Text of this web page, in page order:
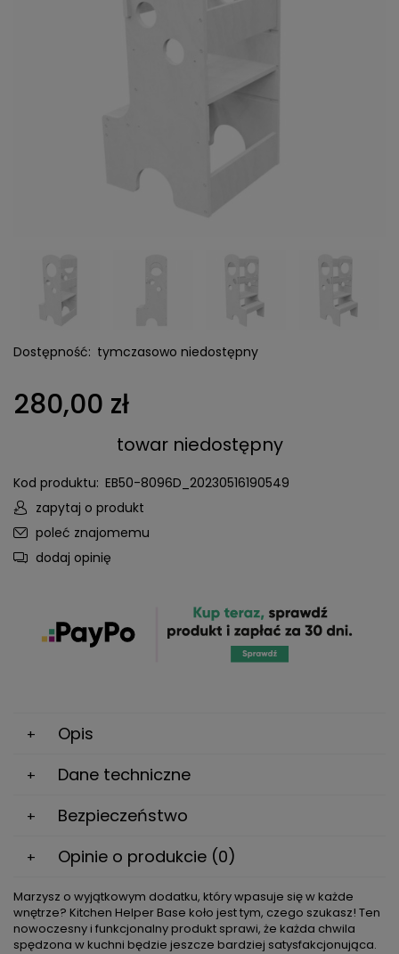
Dostępność: tymczasowo niedostępny
280,00 zł
towar niedostępny
Kod produktu: EB50-8096D_20230516190549
zapytaj o produkt
poleć znajomemu
dodaj opinię
Opis
Dane techniczne
Bezpieczeństwo
Opinie o produkcie (0)
Marzysz o wyjątkowym dodatku, który wpasuje się w każde
wnętrze? Kitchen Helper Base koło jest tym, czego szukasz! Ten
nowoczesny i funkcjonalny produkt sprawi, że każda chwila
spędzona w kuchni będzie jeszcze bardziej satysfakcjonująca.